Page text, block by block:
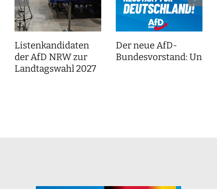
Listenkandidaten
der AfD NRW zur
Landtagswahl 2027
Der neue AfD-
Bundesvorstand: